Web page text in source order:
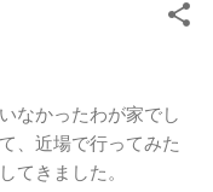
なかったわが家でし
、近場で行ってみた
てきました。